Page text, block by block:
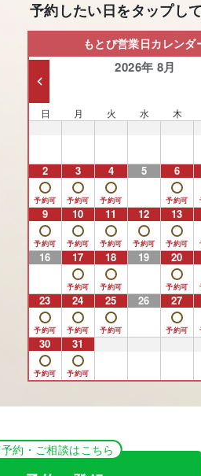
予約したい日をタップし
もとび営業日カレンダ
2026年 8月
日 月 火 水 木
2 3 4 5 6
9 10 11 12 13
16 17 18 19 20
23 24 25 26 27
30 31
約・ご相談はこちら